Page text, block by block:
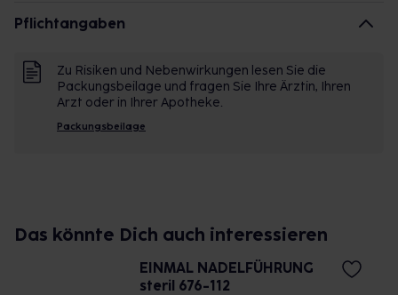
Pflichtangaben
Zu Risiken und Nebenwirkungen lesen Sie die
Packungsbeilage und fragen Sie Ihre Ärztin, Ihren
Arzt oder in Ihrer Apotheke.
Packungsbeilage
Das könnte Dich auch interessieren
EINMAL NADELFÜHRUNG
steril 676-112